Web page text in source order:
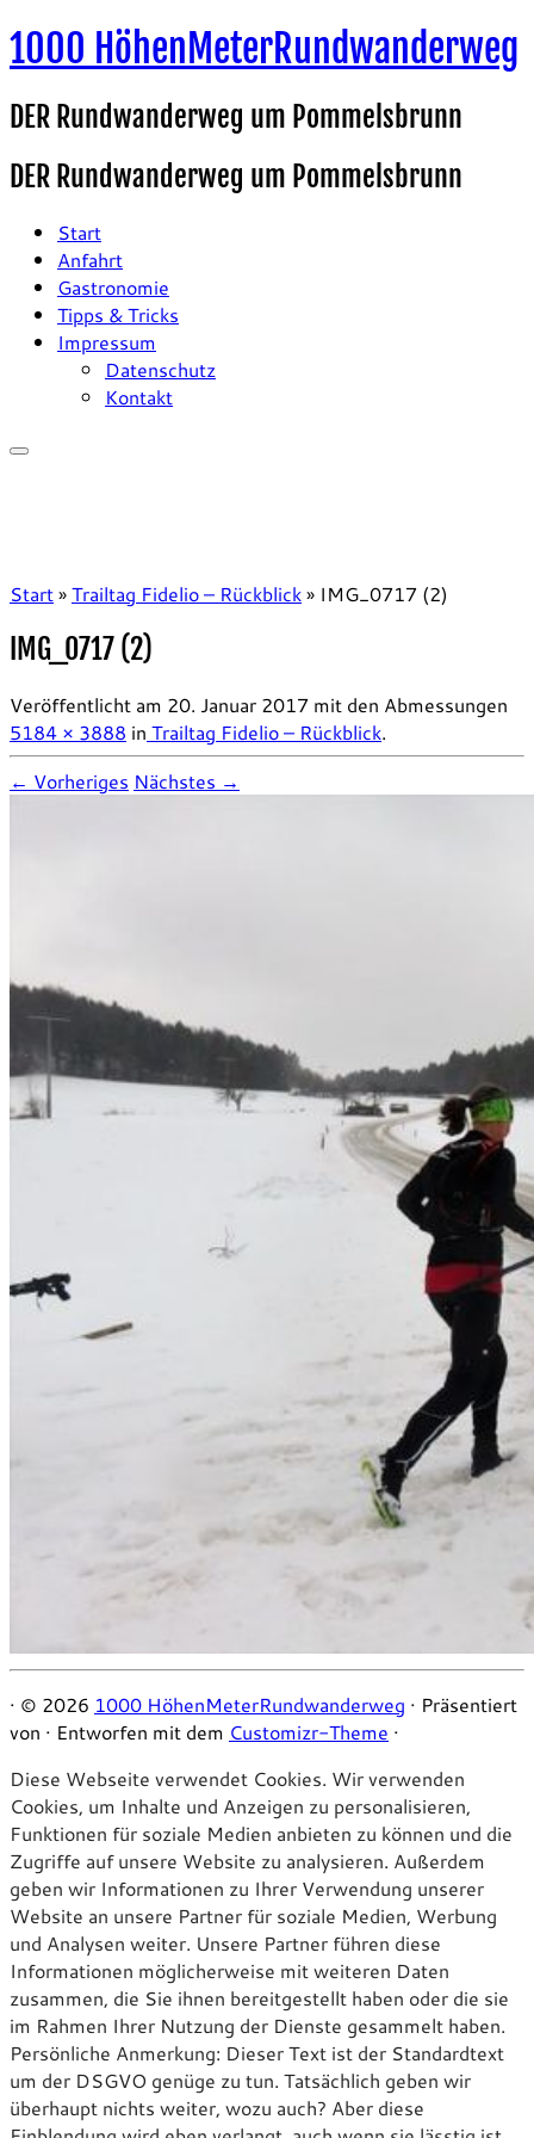
Zum
Inhalt
1000 HöhenMeterRundwanderweg
DER Rundwanderweg um Pommelsbrunn
DER Rundwanderweg um Pommelsbrunn
Start
Anfahrt
Gastronomie
Tipps & Tricks
Impressum
Datenschutz
Kontakt
Start»Trailtag Fidelio – Rückblick» IMG_0717 (2)
IMG_0717 (2)
Veröffentlicht am 20. Januar 2017 mit den Abmessungen
5184 × 3888 in Trailtag Fidelio – Rückblick.
← Vorheriges Nächstes →
· © 2026 1000 HöhenMeterRundwanderweg · Präsentiert
von · Entworfen mit dem Customizr-Theme ·
Diese Webseite verwendet Cookies. Wir verwenden
Cookies, um Inhalte und Anzeigen zu personalisieren,
Funktionen für soziale Medien anbieten zu können und die
Zugriffe auf unsere Website zu analysieren. Außerdem
geben wir Informationen zu Ihrer Verwendung unserer
Website an unsere Partner für soziale Medien, Werbung
und Analysen weiter. Unsere Partner führen diese
Informationen möglicherweise mit weiteren Daten
zusammen, die Sie ihnen bereitgestellt haben oder die sie
im Rahmen Ihrer Nutzung der Dienste gesammelt haben.
Persönliche Anmerkung: Dieser Text ist der Standardtext
um der DSGVO genüge zu tun. Tatsächlich geben wir
überhaupt nichts weiter, wozu auch? Aber diese